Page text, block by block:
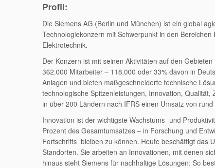
Profil:
Die Siemens AG (Berlin und München) ist ein global
Technologiekonzern mit Schwerpunkt in den Bereichen
Elektrotechnik.
Der Konzern ist mit seinen Aktivitäten auf den
362.000 Mitarbeiter – 118.000 oder 33% davon in
Anlagen und bieten maßgeschneiderte technische
technologische Spitzenleistungen, Innovation,
in über 200 Ländern nach IFRS einen Umsatz von
Innovation ist der wichtigste Wachstums- und
Prozent des Gesamtumsatzes – in Forschung und
Fortschritts bleiben zu können. Heute beschäftigt das
Standorten. Sie arbeiten an Innovationen, mit denen
hinaus steht Siemens für nachhaltige Lösungen: So